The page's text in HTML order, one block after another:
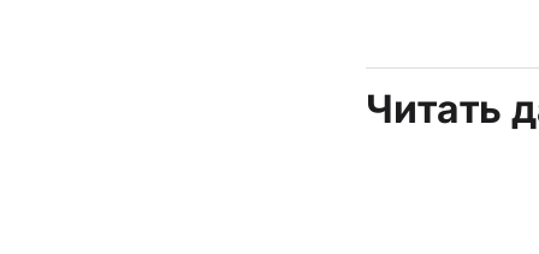
Читать